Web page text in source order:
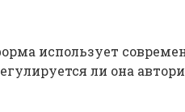
использует
ли она